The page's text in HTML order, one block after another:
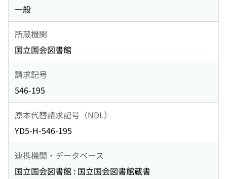
一般
所蔵機関
国立国会図書館
請求記号
546-195
原本代替請求記号（NDL）
YD5-H-546-195
連携機関・データベース
国立国会図書館 : 国立国会図書館蔵書